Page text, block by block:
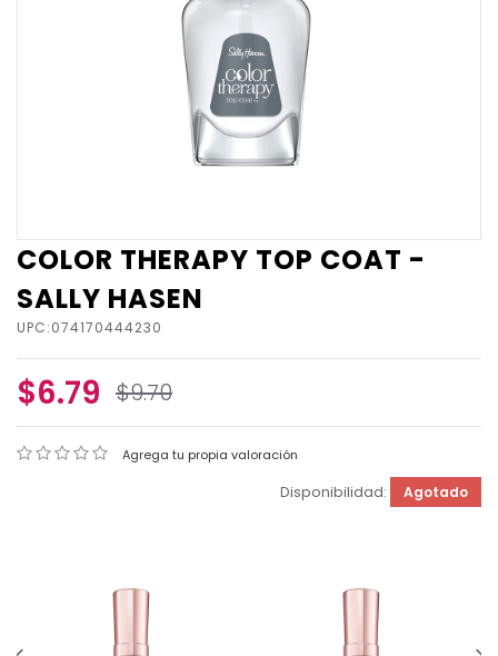
COLOR THERAPY TOP COAT -
SALLY HASEN
UPC:074170444230
$6.79 $9.70
Agrega tu propia valoración
Disponibilidad: Agotado